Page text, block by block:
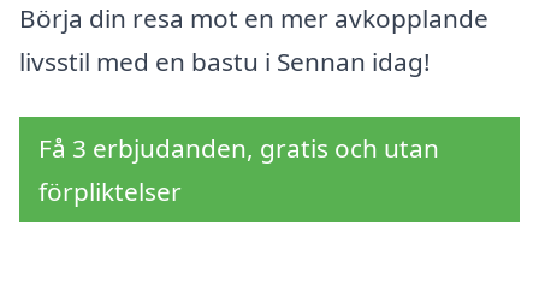
Börja din resa mot en mer avkopplande
livsstil med en bastu i Sennan idag!
Få 3 erbjudanden, gratis och utan
förpliktelser